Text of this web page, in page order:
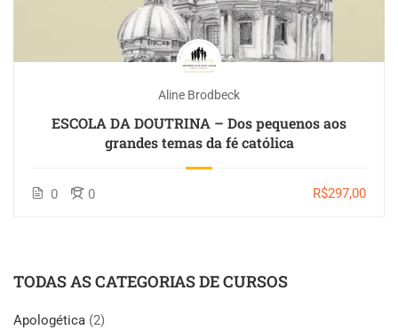
Aline Brodbeck
ESCOLA DA DOUTRINA – Dos pequenos aos
grandes temas da fé católica
0 0 R$297,00
TODAS AS CATEGORIAS DE CURSOS
Apologética (2)